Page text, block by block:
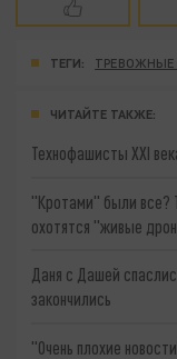
ТЕГИ: ТРЕВОЖНЫЕ
ЧИТАЙТЕ ТАКЖЕ:
Технофашисты XXI
"Кротами" были все?
охотятся "живые
Даня с Дашей
закончились
"Очень плохие